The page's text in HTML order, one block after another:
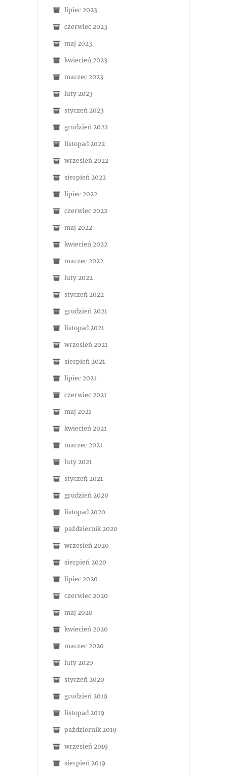
lipiec 2023
czerwiec 2023
maj 2023
kwiecień 2023
marzec 2023
luty 2023
styczeń 2023
grudzień 2022
listopad 2022
wrzesień 2022
sierpień 2022
lipiec 2022
czerwiec 2022
maj 2022
kwiecień 2022
marzec 2022
luty 2022
styczeń 2022
grudzień 2021
listopad 2021
wrzesień 2021
sierpień 2021
lipiec 2021
czerwiec 2021
maj 2021
kwiecień 2021
marzec 2021
luty 2021
styczeń 2021
grudzień 2020
listopad 2020
październik 2020
wrzesień 2020
sierpień 2020
lipiec 2020
czerwiec 2020
maj 2020
kwiecień 2020
marzec 2020
luty 2020
styczeń 2020
grudzień 2019
listopad 2019
październik 2019
wrzesień 2019
sierpień 2019